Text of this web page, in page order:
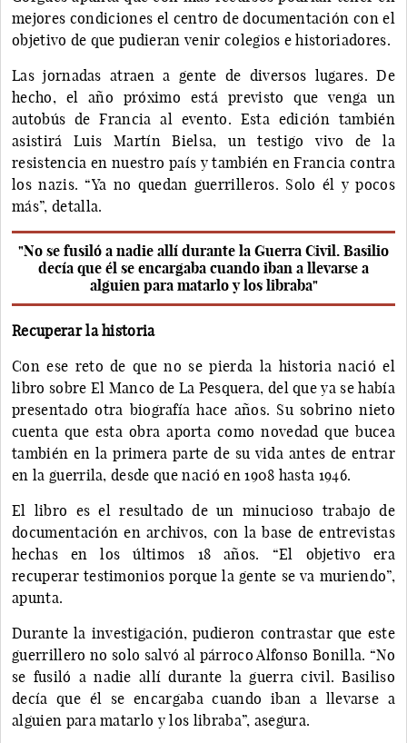
mejores condiciones el centro de documentación con el
objetivo de que pudieran venir colegios e historiadores.
Las jornadas atraen a gente de diversos lugares. De
hecho, el año próximo está previsto que venga un
autobús de Francia al evento. Esta edición también
asistirá Luis Martín Bielsa, un testigo vivo de la
resistencia en nuestro país y también en Francia contra
los nazis. “Ya no quedan guerrilleros. Solo él y pocos
más”, detalla.
"No se fusiló a nadie allí durante la Guerra Civil. Basilio
decía que él se encargaba cuando iban a llevarse a
alguien para matarlo y los libraba"
Recuperar la historia
Con ese reto de que no se pierda la historia nació el
libro sobre El Manco de La Pesquera, del que ya se había
presentado otra biografía hace años. Su sobrino nieto
cuenta que esta obra aporta como novedad que bucea
también en la primera parte de su vida antes de entrar
en la guerrila, desde que nació en 1908 hasta 1946.
El libro es el resultado de un minucioso trabajo de
documentación en archivos, con la base de entrevistas
hechas en los últimos 18 años. “El objetivo era
recuperar testimonios porque la gente se va muriendo”,
apunta.
Durante la investigación, pudieron contrastar que este
guerrillero no solo salvó al párroco Alfonso Bonilla. “No
se fusiló a nadie allí durante la guerra civil. Basiliso
decía que él se encargaba cuando iban a llevarse a
alguien para matarlo y los libraba”, asegura.